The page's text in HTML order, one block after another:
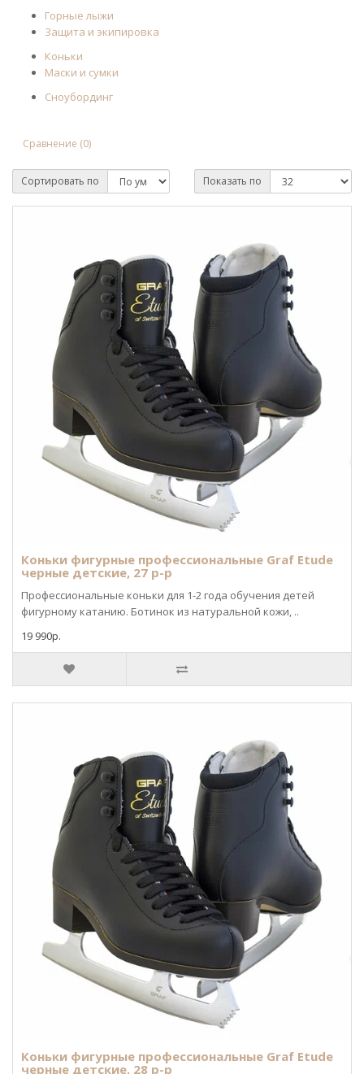
Горные лыжи
Защита и экипировка
Коньки
Маски и сумки
Сноубординг
Сравнение (0)
Сортировать по Показать по
Коньки фигурные профессиональные Graf Etude
черные детские, 27 р-р
Профессиональные коньки для 1-2 года обучения детей
фигурному катанию. Ботинок из натуральной кожи, ..
19 990р.
Коньки фигурные профессиональные Graf Etude
черные детские, 28 р-р